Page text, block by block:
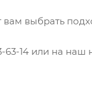
вам выбрать
14 или на наш